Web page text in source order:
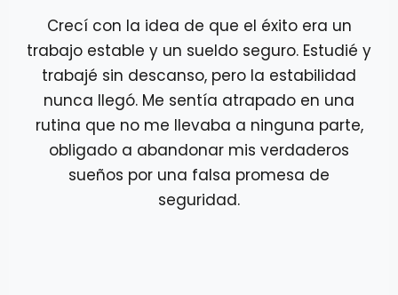
Crecí con la idea de que el éxito era un
trabajo estable y un sueldo seguro. Estudié y
trabajé sin descanso, pero la estabilidad
nunca llegó. Me sentía atrapado en una
rutina que no me llevaba a ninguna parte,
obligado a abandonar mis verdaderos
sueños por una falsa promesa de
seguridad.